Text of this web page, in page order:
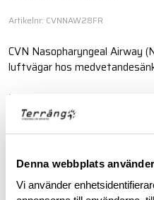
Denna webbplats
Vi använder
Artikelnr: CVNNAW28FR
CVN Nasopharyngeal Airway
luftvägar hos
Läs mer
RECENSIONER